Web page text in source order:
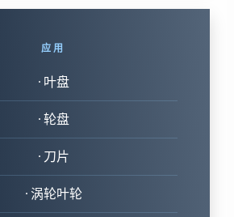
应用
• 叶盘
• 轮盘
• 刀片
• 涡轮叶轮